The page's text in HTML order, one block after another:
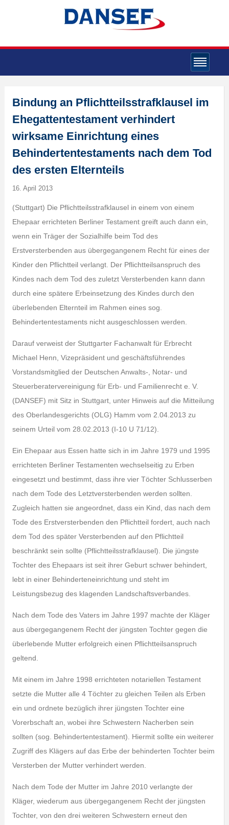
Bindung an Pflichtteilsstrafklausel im
Ehegattentestament verhindert
wirksame Einrichtung eines
Behindertentestaments nach dem Tod
des ersten Elternteils
16. April 2013
(Stuttgart) Die Pflichtteilsstrafklausel in einem von einem
Ehepaar errichteten Berliner Testament greift auch dann ein,
wenn ein Träger der Sozialhilfe beim Tod des
Erstversterbenden aus übergegangenem Recht für eines der
Kinder den Pflichtteil verlangt. Der Pflichtteilsanspruch des
Kindes nach dem Tod des zuletzt Versterbenden kann dann
durch eine spätere Erbeinsetzung des Kindes durch den
überlebenden Elternteil im Rahmen eines sog.
Behindertentestaments nicht ausgeschlossen werden.
Darauf verweist der Stuttgarter Fachanwalt für Erbrecht
Michael Henn, Vizepräsident und geschäftsführendes
Vorstandsmitglied der Deutschen Anwalts-, Notar- und
Steuerberatervereinigung für Erb- und Familienrecht e. V.
(DANSEF) mit Sitz in Stuttgart, unter Hinweis auf die Mitteilung
des Oberlandesgerichts (OLG) Hamm vom 2.04.2013 zu
seinem Urteil vom 28.02.2013 (I-10 U 71/12).
Ein Ehepaar aus Essen hatte sich in im Jahre 1979 und 1995
errichteten Berliner Testamenten wechselseitig zu Erben
eingesetzt und bestimmt, dass ihre vier Töchter Schlusserben
nach dem Tode des Letztversterbenden werden sollten.
Zugleich hatten sie angeordnet, dass ein Kind, das nach dem
Tode des Erstversterbenden den Pflichtteil fordert, auch nach
dem Tod des später Versterbenden auf den Pflichtteil
beschränkt sein sollte (Pflichtteilsstrafklausel). Die jüngste
Tochter des Ehepaars ist seit ihrer Geburt schwer behindert,
lebt in einer Behinderteneinrichtung und steht im
Leistungsbezug des klagenden Landschaftsverbandes.
Nach dem Tode des Vaters im Jahre 1997 machte der Kläger
aus übergegangenem Recht der jüngsten Tochter gegen die
überlebende Mutter erfolgreich einen Pflichtteilsanspruch
geltend.
Mit einem im Jahre 1998 errichteten notariellen Testament
setzte die Mutter alle 4 Töchter zu gleichen Teilen als Erben
ein und ordnete bezüglich ihrer jüngsten Tochter eine
Vorerbschaft an, wobei ihre Schwestern Nacherben sein
sollten (sog. Behindertentestament). Hiermit sollte ein weiterer
Zugriff des Klägers auf das Erbe der behinderten Tochter beim
Versterben der Mutter verhindert werden.
Nach dem Tode der Mutter im Jahre 2010 verlangte der
Kläger, wiederum aus übergegangenem Recht der jüngsten
Tochter, von den drei weiteren Schwestern erneut den